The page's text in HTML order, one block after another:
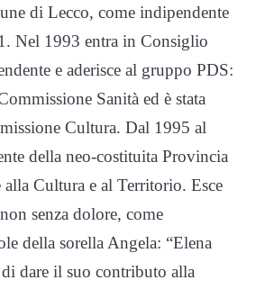
di Lecco, come indipendente
Nel 1993 entra in Consiglio
e aderisce al gruppo PDS:
Sanità ed è stata
Cultura. Dal 1995 al
della neo-costituita Provincia
alla Cultura e al Territorio. Esce
senza dolore, come
della sorella Angela: “Elena
dare il suo contributo alla